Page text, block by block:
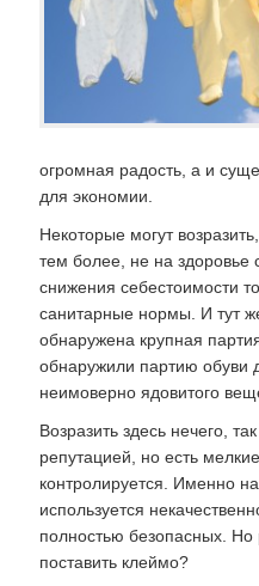
огромная радость, а и
для экономии.
Некоторые могут
тем более, не на здоровье
снижения себестоимости
санитарные нормы. И тут
обнаружена крупная
обнаружили партию
неимоверно ядовитого
Возразить здесь нечего,
репутацией, но есть
контролируется. Именно
используется
полностью безопасных. Но
поставить клеймо?